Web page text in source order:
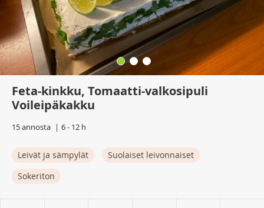
Feta-kinkku, Tomaatti-valkosipuli
Voileipäkakku
15 annosta 6 - 12 h
Leivät ja sämpylät
Suolaiset leivonnaiset
Sokeriton